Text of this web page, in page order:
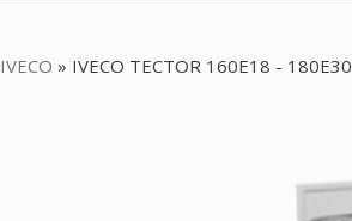
IVECO » IVECO TECTOR 160E18 - 180E30